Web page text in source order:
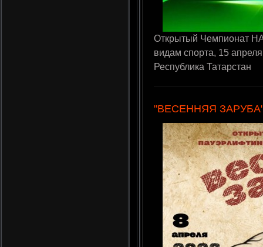
Открытый Чемпионат
видам спорта, 15
Республика Татарстан
"ВЕСЕННЯЯ